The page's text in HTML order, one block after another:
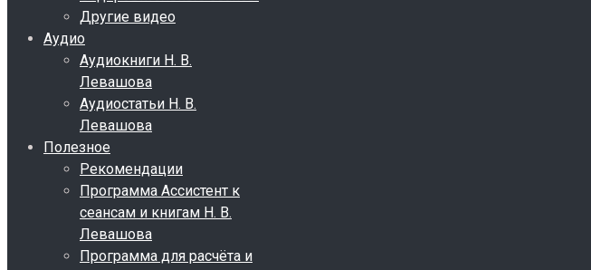
Другие видео
Аудио
Аудиокниги Н. В.
Левашова
Аудиостатьи Н. В.
Левашова
Полезное
Рекомендации
Программа Ассистент к
сеансам и книгам Н. В.
Левашова
Программа для расчёта и